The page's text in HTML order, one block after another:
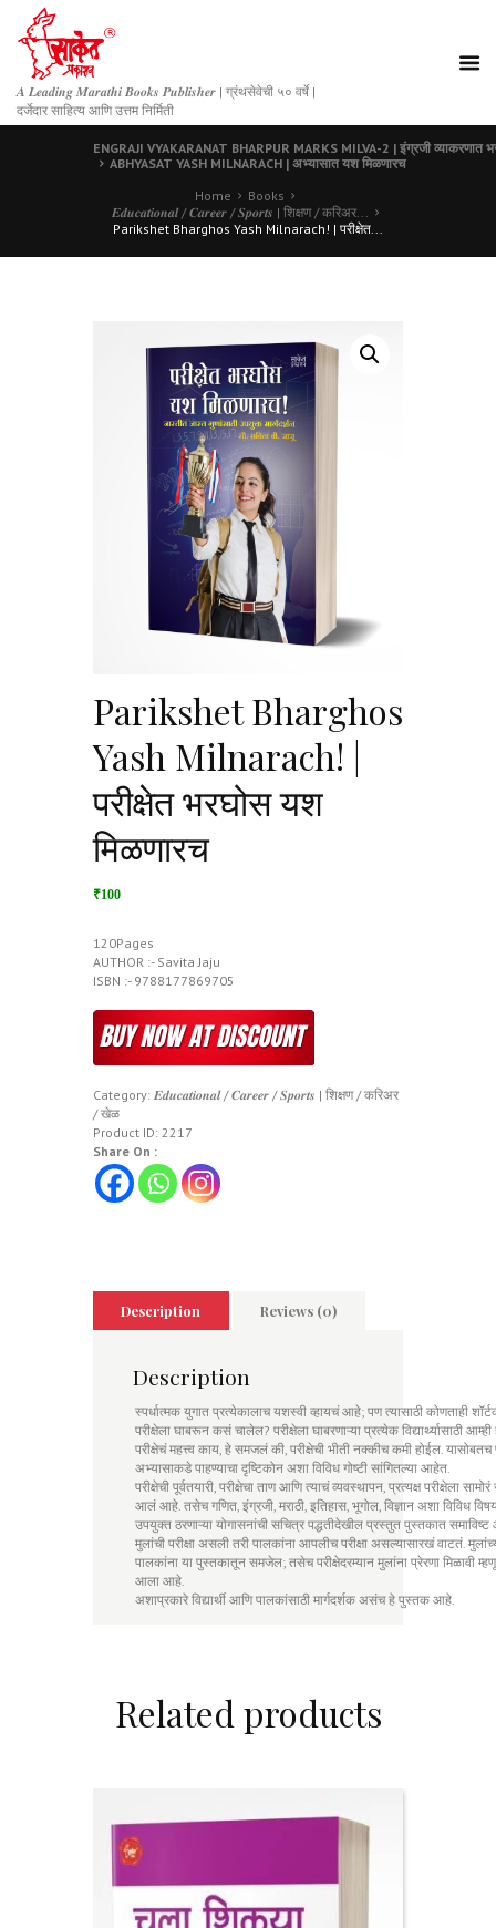
𝑨 𝑳𝒆𝒂𝒅𝒊𝒏𝒈 𝑴𝒂𝒓𝒂𝒕𝒉𝒊 𝑩𝒐𝒐𝒌𝒔 𝑷𝒖𝒃𝒍𝒊𝒔𝒉𝒆𝒓 | ग्रंथसेवेची ५० वर्षे |
दर्जेदार साहित्य आणि उत्तम निर्मिती
ENGRAJI VYAKARANAT BHARPUR MARKS MILVA-2 | इंग्रजी व्याकरणात
ABHYASAT YASH MILNARACH | अभ्यासात यश मिळणारच
Home
Books
𝑬𝒅𝒖𝒄𝒂𝒕𝒊𝒐𝒏𝒂𝒍 / 𝑪𝒂𝒓𝒆𝒆𝒓 / 𝑺𝒑𝒐𝒓𝒕𝒔 | शिक्षण / करिअर...
Parikshet Bharghos Yash Milnarach! | परीक्षेत...
Parikshet Bharghos
Yash Milnarach! |
परीक्षेत भरघोस यश
मिळणारच
₹100
120Pages
AUTHOR :- Savita Jaju
ISBN :- 9788177869705
Category: 𝑬𝒅𝒖𝒄𝒂𝒕𝒊𝒐𝒏𝒂𝒍 / 𝑪𝒂𝒓𝒆𝒆𝒓 / 𝑺𝒑𝒐𝒓𝒕𝒔 | शिक्षण / करिअर
/ खेळ
Product ID: 2217
Share On :
Description Reviews (0)
Description
स्पर्धात्मक युगात प्रत्येकालाच यशस्वी व्हायचं आहे; पण त्यासाठी कोणताही
परीक्षेला घाबरून कसं चालेल? परीक्षेला घाबरणाऱ्या प्रत्येक विद्यार्थ्यासाठी
परीक्षेचं महत्त्व काय, हे समजलं की, परीक्षेची भीती नक्कीच कमी होईल.
अभ्यासाकडे पाहण्याचा दृष्टिकोन अशा विविध गोष्टी सांगितल्या आहेत.
परीक्षेची पूर्वतयारी, परीक्षेचा ताण आणि त्याचं व्यवस्थापन, प्रत्यक्ष परीक्षेला
आलं आहे. तसेच गणित, इंग्रजी, मराठी, इतिहास, भूगोल, विज्ञान अशा विविध
उपयुक्त ठरणाऱ्या योगासनांची सचित्र पद्धतीदेखील प्रस्तुत पुस्तकात
मुलांची परीक्षा असली तरी पालकांना आपलीच परीक्षा असल्यासारखं वाटतं.
पालकांना या पुस्तकातून समजेल; तसेच परीक्षेदरम्यान मुलांना प्रेरणा मिळावी
आला आहे.
अशाप्रकारे विद्यार्थी आणि पालकांसाठी मार्गदर्शक असंच हे पुस्तक आहे.
Related products